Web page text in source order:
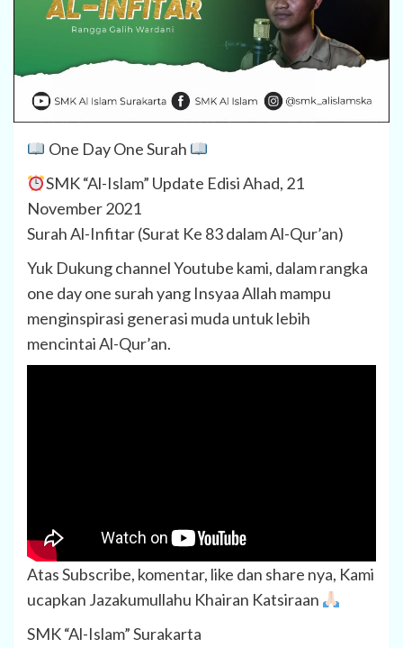
One Day One Surah
SMK “Al-Islam” Update Edisi Ahad, 21
November 2021
Surah Al-Infitar (Surat Ke 83 dalam Al-Qur’an)
Yuk Dukung channel Youtube kami, dalam rangka
one day one surah yang Insyaa Allah mampu
menginspirasi generasi muda untuk lebih
mencintai Al-Qur’an.
Atas Subscribe, komentar, like dan share nya, Kami
ucapkan Jazakumullahu Khairan Katsiraan
SMK “Al-Islam” Surakarta